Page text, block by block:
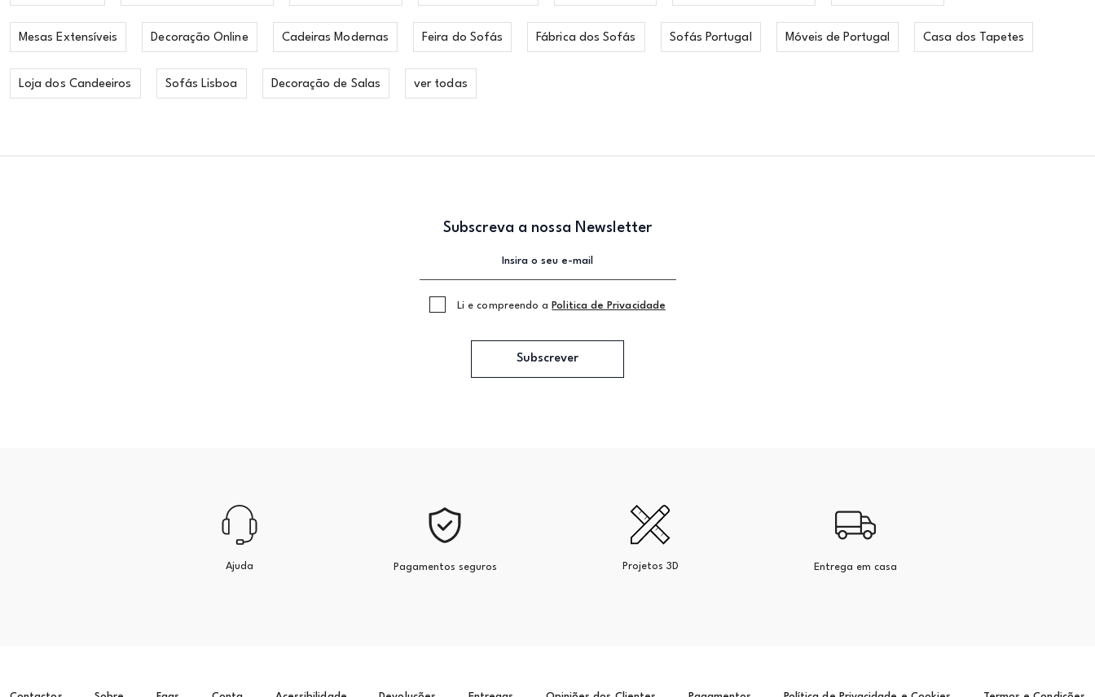
Mesas Extensíveis Decoração Online Cadeiras Modernas Feira do Sofás Fábrica dos Sofás Sofás Portugal Móveis de Portugal Casa dos Tapetes
Loja dos Candeeiros Sofás Lisboa Decoração de Salas ver todas
Subscreva a nossa Newsletter
Li e compreendo a Politica de Privacidade
Subscrever
Ajuda Pagamentos seguros Projetos 3D Entrega em casa